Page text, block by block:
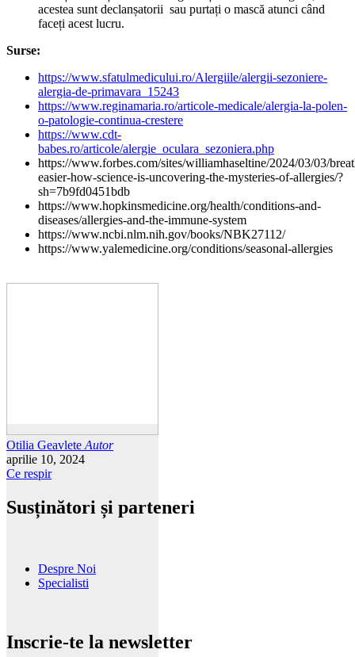
acestea sunt declanșatorii sau purtați o mască atunci când
faceți acest lucru.
Surse:
https://www.sfatulmedicului.ro/Alergiile/alergii-sezoniere-
alergia-de-primavara_15243
https://www.reginamaria.ro/articole-medicale/alergia-la-polen-
o-patologie-continua-crestere
https://www.cdt-
babes.ro/articole/alergie_oculara_sezoniera.php
https://www.forbes.com/sites/williamhaseltine/2024/03/03/
easier-how-science-is-uncovering-the-mysteries-of-allergies/?
sh=7b9fd0451bdb
https://www.hopkinsmedicine.org/health/conditions-and-
diseases/allergies-and-the-immune-system
https://www.ncbi.nlm.nih.gov/books/NBK27112/
https://www.yalemedicine.org/conditions/seasonal-allergies
Otilia Geavlete Autor
aprilie 10, 2024
Ce respir
Susținători și parteneri
Despre Noi
Specialisti
Inscrie-te la newsletter